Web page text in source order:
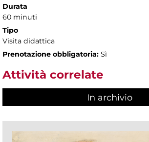
Durata
60 minuti
Tipo
Visita didattica
Prenotazione obbligatoria: Sì
Attività correlate
In archivio